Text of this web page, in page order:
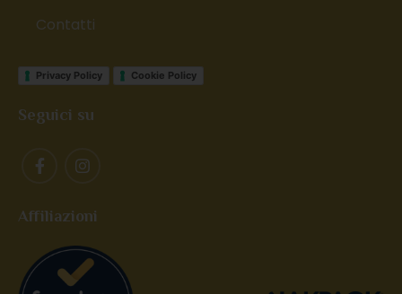
Contatti
Privacy Policy Cookie Policy
Seguici su
Affiliazioni